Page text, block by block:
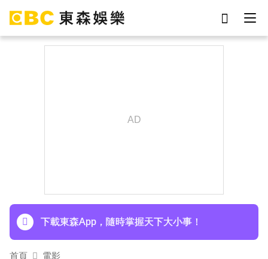
下載東森App，隨時掌握天下大小事！
首頁 電影